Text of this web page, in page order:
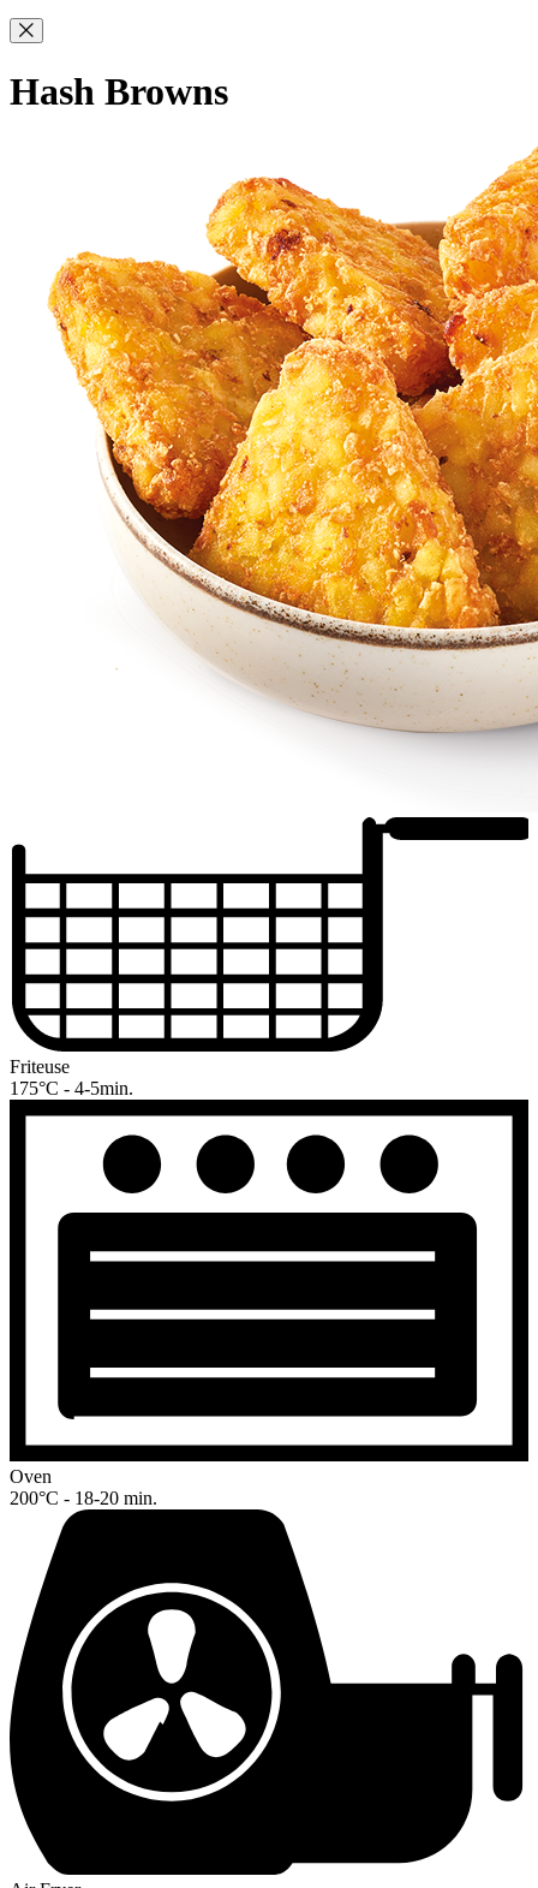
Hash Browns
Friteuse
175°C - 4-5min.
Oven
200°C - 18-20 min.